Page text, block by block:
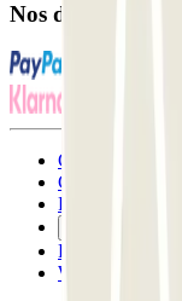
Nos différents
Conditions
Conditions
Politique
Politique de
Whistleblowing